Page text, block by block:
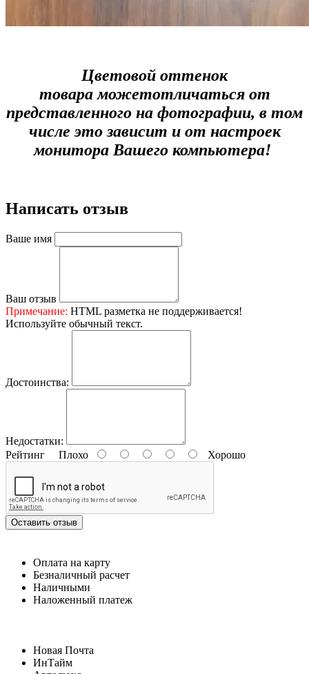
Цветовой оттенок
товара можетотличаться от
представленного на фотографии, в том
числе это зависит и от настроек
монитора Вашего компьютера!
Написать отзыв
Ваше имя
Ваш отзыв
Примечание: HTML разметка не поддерживается!
Используйте обычный текст.
Достоинства:
Недостатки:
Рейтинг
Плохо Хорошо
Оставить отзыв
Оплата на карту
Безналичный расчет
Наличными
Наложенный платеж
Новая Почта
ИнТайм